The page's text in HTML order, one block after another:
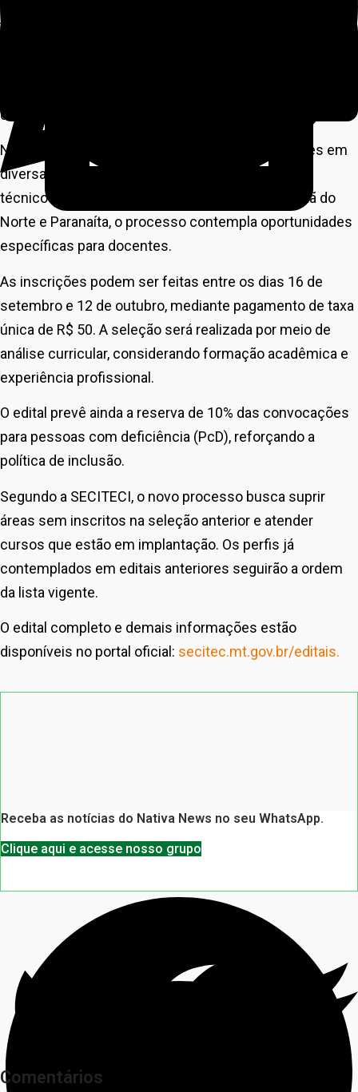
A Secretaria de Estado de Ciência, Tecnologia e
concessão de bolsas de formação para docentes.
No polo de Alta Floresta, há vagas para professores em
diversas áreas do conhecimento e também para
técnicos de apoio educacional. Já em Nova Canaã do
Norte e Paranaíta, o processo contempla oportunidades
específicas para docentes.
As inscrições podem ser feitas entre os dias 16 de
setembro e 12 de outubro, mediante pagamento de taxa
única de R$ 50. A seleção será realizada por meio de
análise curricular, considerando formação acadêmica e
experiência profissional.
O edital prevê ainda a reserva de 10% das convocações
para pessoas com deficiência (PcD), reforçando a
política de inclusão.
Segundo a SECITECI, o novo processo busca suprir
áreas sem inscritos na seleção anterior e atender
cursos que estão em implantação. Os perfis já
contemplados em editais anteriores seguirão a ordem
da lista vigente.
O edital completo e demais informações estão
disponíveis no portal oficial: secitec.mt.gov.br/editais.
Receba as notícias do Nativa News no seu WhatsApp.
Clique aqui e acesse nosso grupo
Comentários